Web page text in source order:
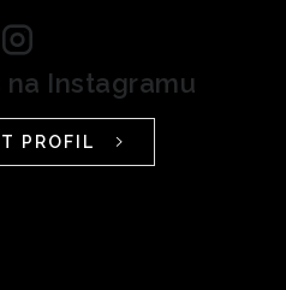
Instagramu
PROFIL